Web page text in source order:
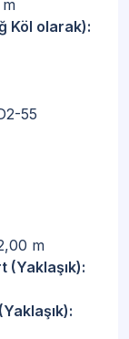
m
Köl olarak):
55
m
(Yaklaşık):